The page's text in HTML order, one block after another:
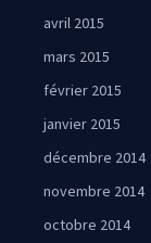
avril 2015
mars 2015
février 2015
janvier 2015
décembre 2014
novembre 2014
octobre 2014